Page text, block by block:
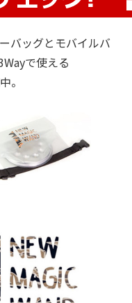
バッグとモバイルバ
で使える
。